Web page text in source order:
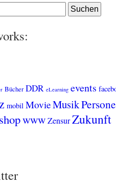
Bücher DDR eLearning events
mobil MovieMusik
wwwZensurZukunft